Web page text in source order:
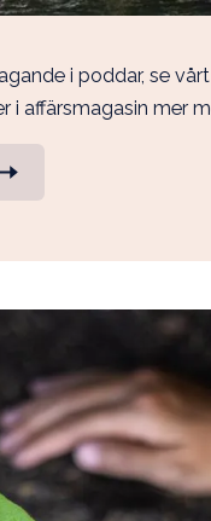
i poddar, se
i affärsmagasin mer